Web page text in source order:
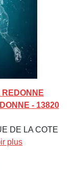
- 13820
DE LA COTE
plus